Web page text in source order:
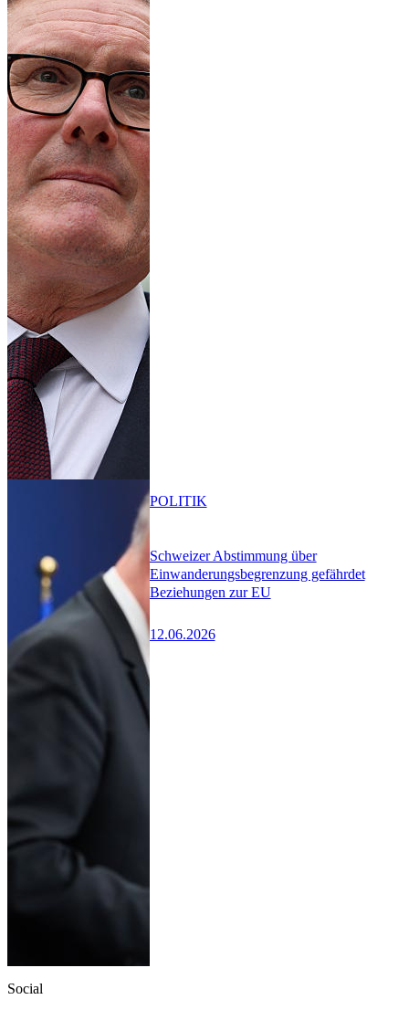
Schweizer Abstimmung über
Einwanderungsbegrenzung gefährdet
Beziehungen zur EU
12.06.2026
POLITIK
Social